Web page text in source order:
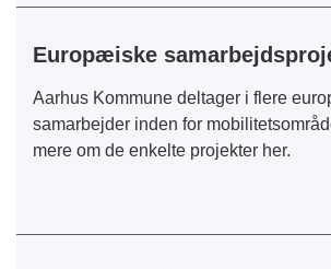
Europæiske
Aarhus Kommune deltager i flere
samarbejder inden for
mere om de enkelte projekter her.